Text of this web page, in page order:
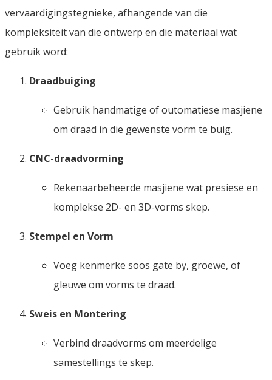
vervaardigingstegnieke, afhangende van die
kompleksiteit van die ontwerp en die materiaal wat
gebruik word:
Draadbuiging
Gebruik handmatige of outomatiese masjiene
om draad in die gewenste vorm te buig.
CNC-draadvorming
Rekenaarbeheerde masjiene wat presiese en
komplekse 2D- en 3D-vorms skep.
Stempel en Vorm
Voeg kenmerke soos gate by, groewe, of
gleuwe om vorms te draad.
Sweis en Montering
Verbind draadvorms om meerdelige
samestellings te skep.